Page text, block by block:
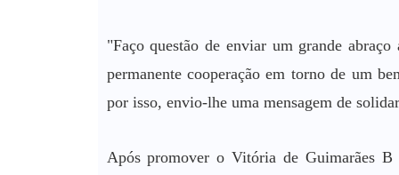
"Faço questão de enviar um grande
permanente cooperação em torno de um
por isso, envio-lhe uma mensagem de
Após promover o Vitória de Guimarães